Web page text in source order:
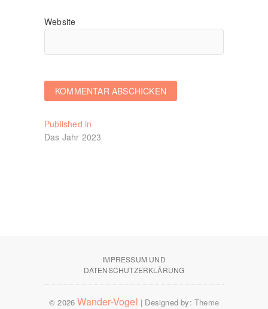
Website
Beitragsnavigation
Published in
Das Jahr 2023
IMPRESSUM UND
DATENSCHUTZERKLÄRUNG
© 2026Wander-Vogel | Designed by: Theme